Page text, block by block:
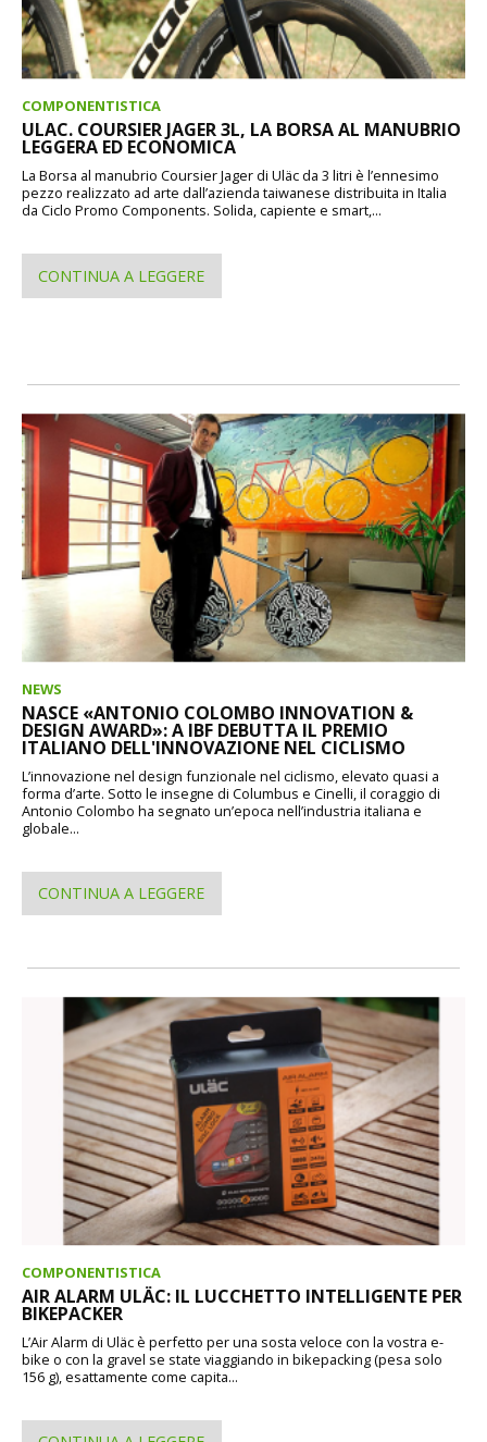
COMPONENTISTICA
ULAC. COURSIER JAGER 3L, LA BORSA AL MANUBRIO
LEGGERA ED ECONOMICA
La Borsa al manubrio Coursier Jager di Uläc da 3 litri è l’ennesimo
pezzo realizzato ad arte dall’azienda taiwanese distribuita in Italia
da Ciclo Promo Components. Solida, capiente e smart,...
CONTINUA A LEGGERE
NEWS
NASCE «ANTONIO COLOMBO INNOVATION &
DESIGN AWARD»: A IBF DEBUTTA IL PREMIO
ITALIANO DELL'INNOVAZIONE NEL CICLISMO
L’innovazione nel design funzionale nel ciclismo, elevato quasi a
forma d’arte. Sotto le insegne di Columbus e Cinelli, il coraggio di
Antonio Colombo ha segnato un’epoca nell’industria italiana e
globale...
CONTINUA A LEGGERE
COMPONENTISTICA
AIR ALARM ULÄC: IL LUCCHETTO INTELLIGENTE PER
BIKEPACKER
L’Air Alarm di Uläc è perfetto per una sosta veloce con la vostra e-
bike o con la gravel se state viaggiando in bikepacking (pesa solo
156 g), esattamente come capita...